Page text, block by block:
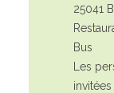
25041
Bus
Les